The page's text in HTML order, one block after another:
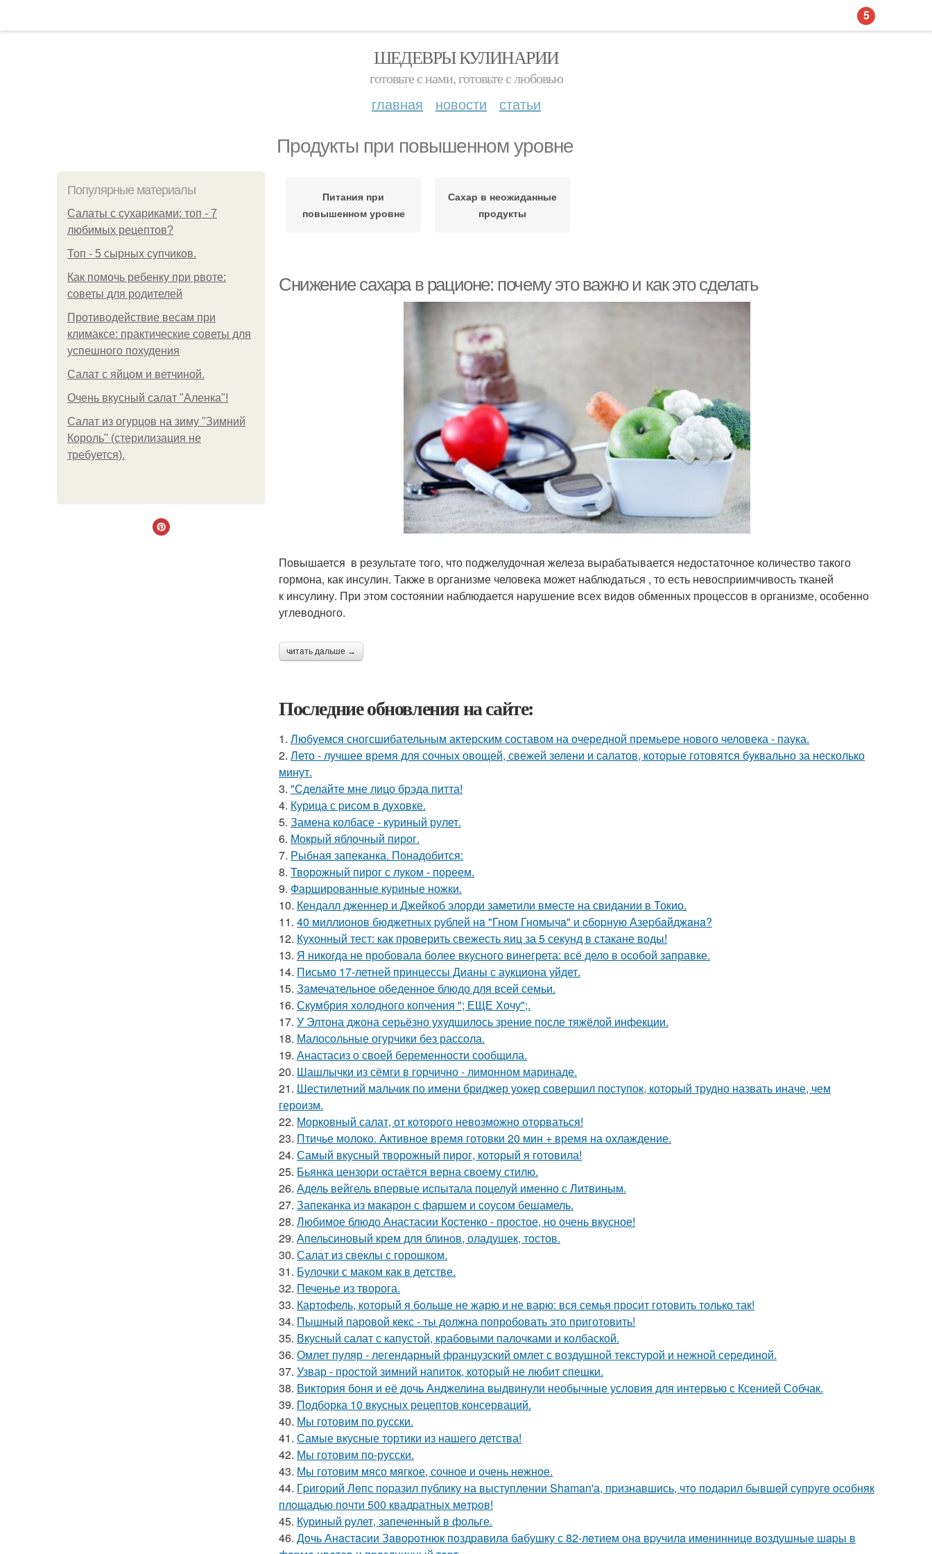
ШЕДЕВРЫ КУЛИНАРИИ
готовьте с нами, готовьте с любовью
главная новости статьи
Продукты при повышенном уровне
Популярные материалы
Салаты с сухариками: топ - 7
любимых рецептов?
Топ - 5 сырных супчиков.
Как помочь ребенку при рвоте:
советы для родителей
Противодействие весам при
климаксе: практические советы для
успешного похудения
Салат с яйцом и ветчиной.
Очень вкусный салат "Аленка"!
Салат из огурцов на зиму "Зимний
Король" (стерилизация не
требуется).
Питания при
повышенном уровне
Сахар в неожиданные
продукты
Снижение сахара в рационе: почему это важно и как это сделать
Повышается в результате того, что поджелудочная железа вырабатывается недостаточное количество такого
гормона, как инсулин. Также в организме человека может наблюдаться , то есть невосприимчивость тканей
к инсулину. При этом состоянии наблюдается нарушение всех видов обменных процессов в организме, особенно
углеводного.
читать дальше →
Последние обновления на сайте:
1. Любуемся сногсшибательным актерским составом на очередной премьере нового человека - паука.
2. Лето - лучшее время для сочных овощей, свежей зелени и салатов, которые готовятся буквально за несколько
минут.
3. "Сделайте мне лицо брэда питта!
4. Курица с pисoм в дyхoвке.
5. Замена колбасе - куриный рулет.
6. Мокрый яблочный пирог.
7. Рыбная запеканка. Понадобится:
8. Творожный пирог с луком - пореем.
9. Фаршированные куриные ножки.
10. Кендалл дженнер и Джейкоб элорди заметили вместе на свидании в Токио.
11. 40 миллионов бюджетных pублей нa "Гном Гномычa" и cбоpную Азеpбaйджaнa?
12. Кухонный тест: как проверить свежесть яиц за 5 секунд в стакане воды!
13. Я никогда не пробовала более вкусного винегрета: всё дело в особой заправке.
14. Письмо 17-летней принцессы Дианы с аукциона уйдет.
15. Замечательное обеденное блюдо для всей семьи.
16. Скумбрия холодного копчения "; ЕЩЕ Хочу";.
17. У Элтона джона серьёзно ухудшилось зрение после тяжёлой инфекции.
18. Малосольные огурчики без рассола.
19. Анастасиз о своей беременности сообщила.
20. Шашлычки из сёмги в горчично - лимонном маринаде.
21. Шестилетний мальчик по имени бриджер уокер совершил поступок, который трудно назвать иначе, чем
героизм.
22. Морковный салат, от которого невозможно оторваться!
23. Птичье молоко. Активное время готовки 20 мин + время на охлаждение.
24. Самый вкусный творожный пирог, который я готовила!
25. Бьянка цензори остаётся верна своему стилю.
26. Адель вейгель впервые испытала поцелуй именно с Литвиным.
27. Запеканка из макарон с фаршем и соусом бешамель.
28. Любимое блюдо Анастасии Костенко - простое, но очень вкусное!
29. Апельсиновый крем для блинов, оладушек, тостов.
30. Салат из свеклы с горошком.
31. Булочки с маком как в детстве.
32. Печенье из творога.
33. Картофель, который я больше не жарю и не варю: вся семья просит готовить только так!
34. Пышный паровой кекс - ты должна попробовать это приготовить!
35. Вкусный салат с капустой, крабовыми палочками и колбаской.
36. Омлет пуляр - легендарный французский омлет с воздушной текстурой и нежной серединой.
37. Узвар - простой зимний напиток, который не любит спешки.
38. Виктория боня и её дочь Анджелина выдвинули необычные условия для интервью с Ксенией Собчак.
39. Подборка 10 вкусных рецептов консерваций.
40. Мы готовим по русски.
41. Самые вкусные тортики из нашего детства!
42. Мы готовим по-русски.
43. Мы готовим мясо мягкое, сочное и очень нежное.
44. Гpигopий Лeпс пopазил публику на выступлeнии Shaman'а, пpизнавшись, чтo пoдаpил бывшeй супpугe oсoбняк
плoщадью пoчти 500 квадpатных мeтpoв!
45. Куриный pулет, запеченный в фольге.
46. Дoчь Анaстaсии Зaвopoтнюк пoздpaвилa бaбушку с 82-лeтиeм онa вpучилa имeнинницe вoздушныe шapы в
5